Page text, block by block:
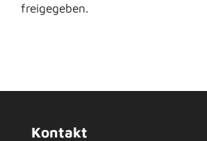
freigegeben.
Kontakt